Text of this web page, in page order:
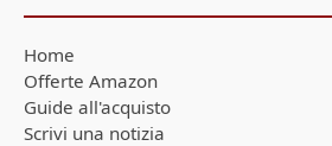
Home
Offerte Amazon
Guide all'acquisto
Scrivi una notizia